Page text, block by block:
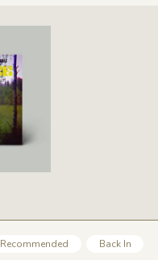
Recommended Back In